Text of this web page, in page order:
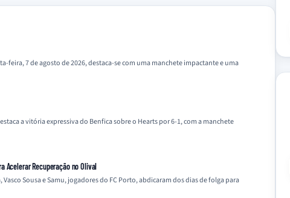
feira, 7 de agosto de 2026, destaca-se com uma manchete impactante e uma
a vitória expressiva do Benfica sobre o Hearts por 6-1, com a manchete
Acelerar Recuperação no Olival
Sousa e Samu, jogadores do FC Porto, abdicaram dos dias de folga para